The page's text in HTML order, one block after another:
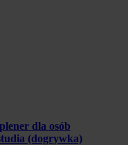
dla osób
(dogrywka)